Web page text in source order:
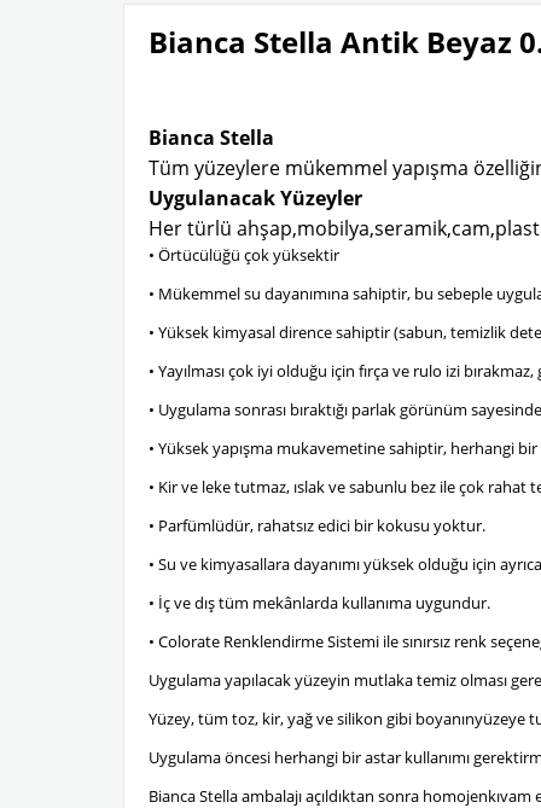
Bianca Stella Antik Beyaz
Bianca Stella
Tüm yüzeylere mükemmel yapışma
Uygulanacak Yüzeyler
Her türlü
• Örtücülüğü çok yüksektir
• Mükemmel su dayanımına sahiptir, bu sebeple
• Yüksek kimyasal dirence sahiptir (sabun, temizlik
• Yayılması çok iyi olduğu için fırça ve rulo izi
• Uygulama sonrası bıraktığı parlak görünüm
• Yüksek yapışma mukavemetine sahiptir, herhangi
• Kir ve leke tutmaz, ıslak ve sabunlu bez ile çok rahat
• Parfümlüdür, rahatsız edici bir kokusu yoktur.
• Su ve kimyasallara dayanımı yüksek olduğu için
• İç ve dış tüm mekânlarda kullanıma uygundur.
• Colorate Renklendirme Sistemi ile sınırsız renk
Uygulama yapılacak yüzeyin mutlaka temiz olması
Yüzey, tüm toz, kir, yağ ve silikon gibi boyanınyüzeye
Uygulama öncesi herhangi bir astar kullanımı
Bianca Stella ambalajı açıldıktan sonra